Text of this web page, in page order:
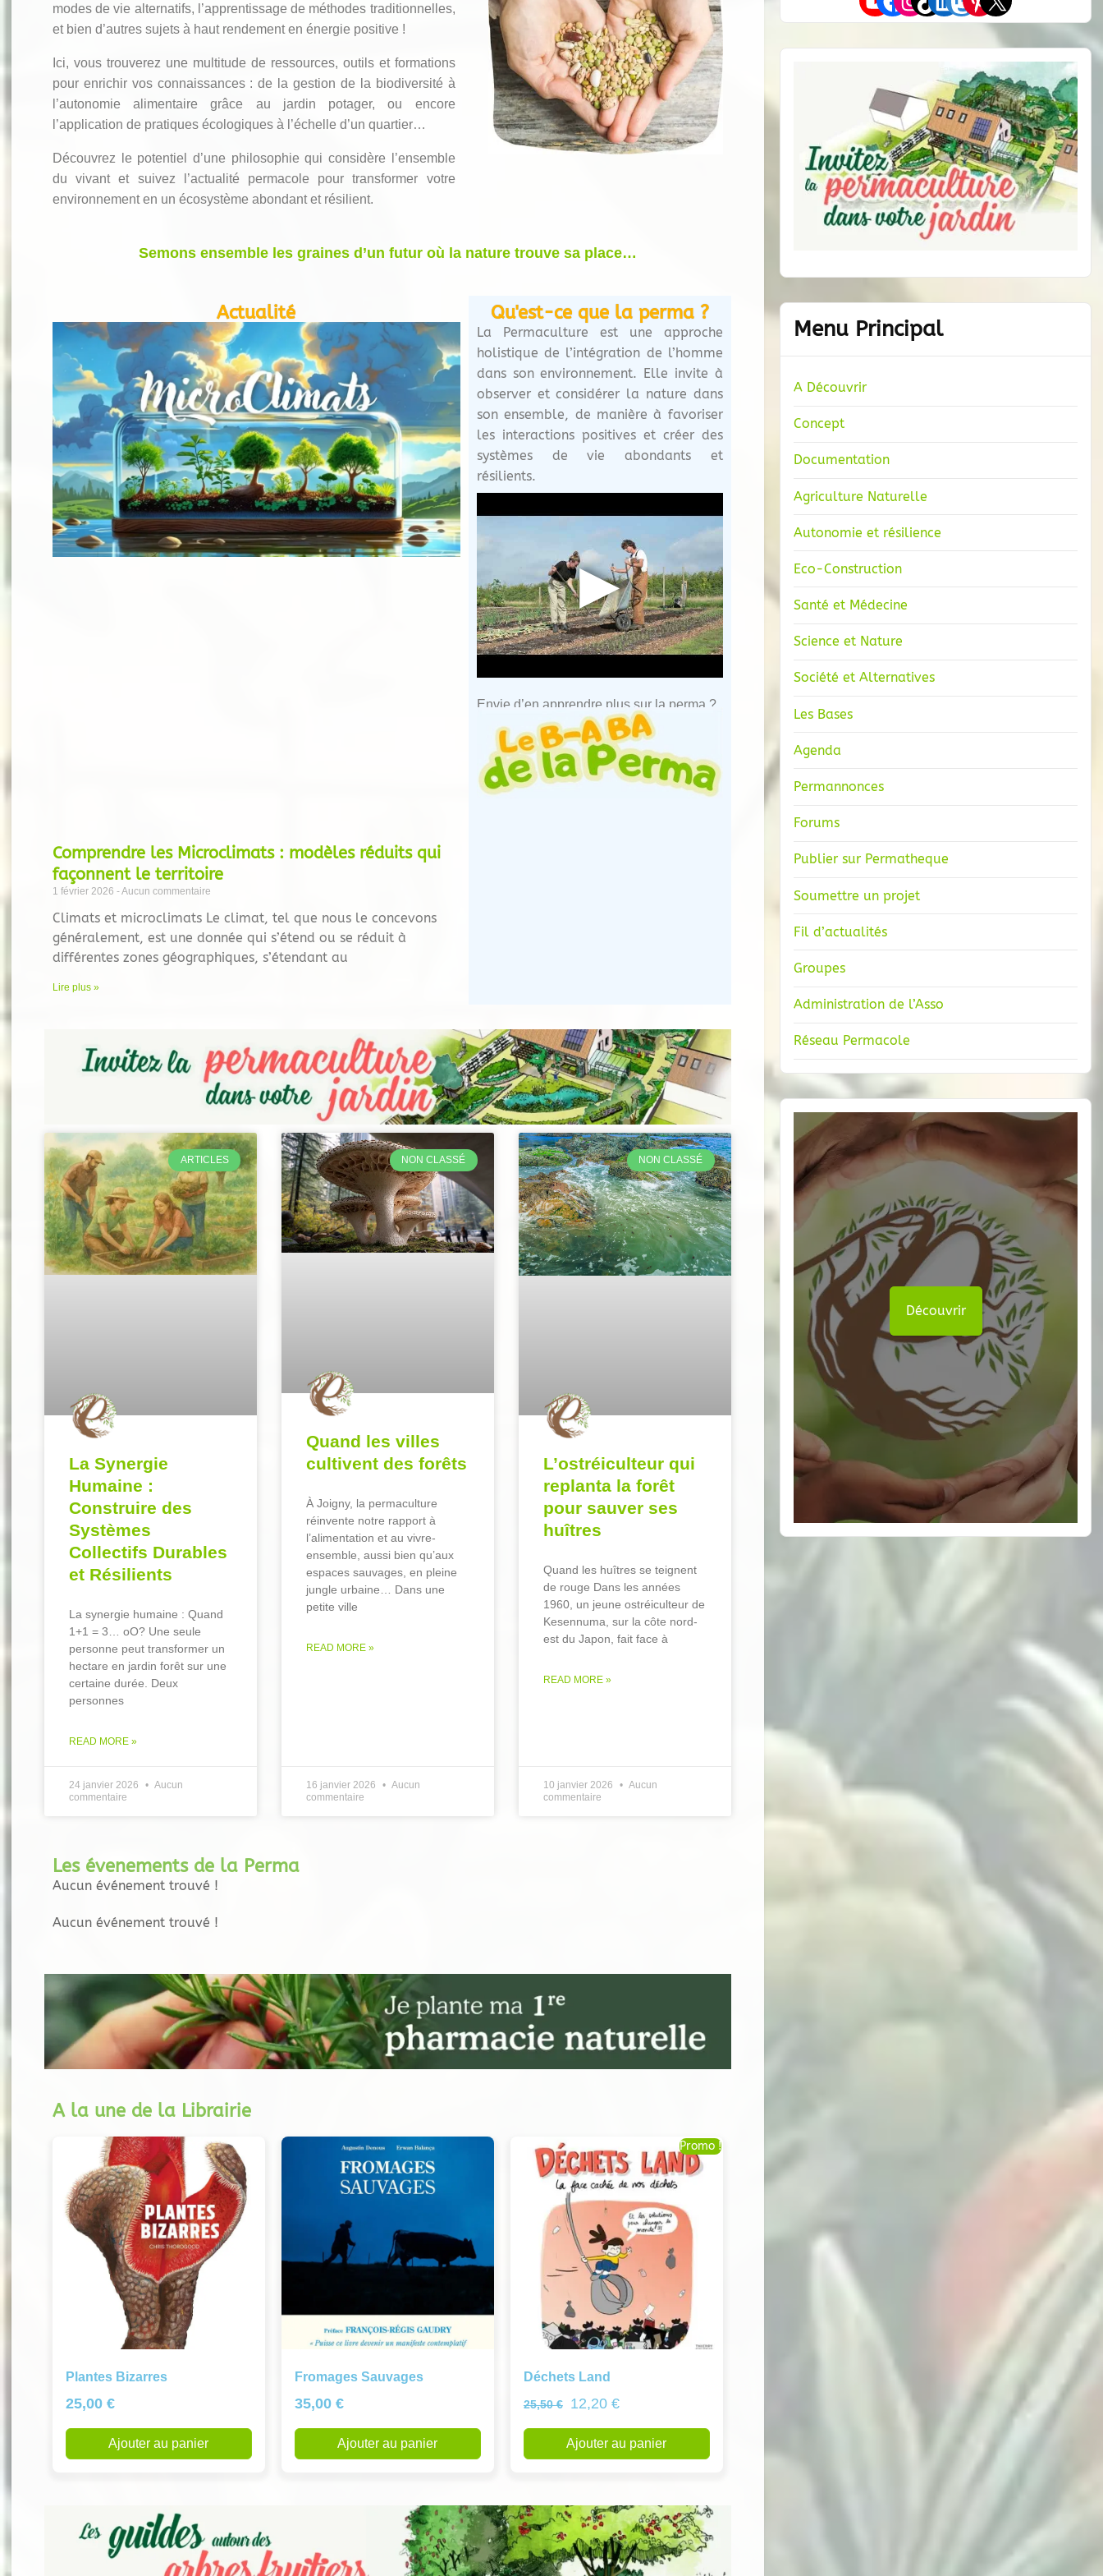
modes de vie alternatifs, l’apprentissage de méthodes traditionnelles,
et bien d’autres sujets à haut rendement en énergie positive !
Ici, vous trouverez une multitude de ressources, outils et formations
pour enrichir vos connaissances : de la gestion de la biodiversité à
l’autonomie alimentaire grâce au jardin potager, ou encore
l’application de pratiques écologiques à l’échelle d’un quartier…
Découvrez le potentiel d’une philosophie qui considère l’ensemble
du vivant et suivez l’actualité permacole pour transformer votre
environnement en un écosystème abondant et résilient.
Semons ensemble les graines d’un futur où la nature trouve sa place…
Actualité
Comprendre les Microclimats : modèles réduits qui
façonnent le territoire
1 février 2026 Aucun commentaire
Climats et microclimats Le climat, tel que nous le concevons
généralement, est une donnée qui s’étend ou se réduit à
différentes zones géographiques, s’étendant au
Lire plus »
Qu'est-ce que la perma ?
La Permaculture est une approche
holistique de l’intégration de l’homme
dans son environnement. Elle invite à
observer et considérer la nature dans
son ensemble, de manière à favoriser
les interactions positives et créer des
systèmes de vie abondants et
résilients.
▶
Envie d’en apprendre plus sur la perma ?
ARTICLES
La Synergie
Humaine :
Construire des
Systèmes
Collectifs Durables
et Résilients
La synergie humaine : Quand
1+1 = 3… oO? Une seule
personne peut transformer un
hectare en jardin forêt sur une
certaine durée. Deux
personnes
READ MORE »
24 janvier 2026
Aucun
commentaire
NON CLASSÉ
Quand les villes
cultivent des forêts
À Joigny, la permaculture
réinvente notre rapport à
l’alimentation et au vivre-
ensemble, aussi bien qu’aux
espaces sauvages, en pleine
jungle urbaine… Dans une
petite ville
READ MORE »
16 janvier 2026
Aucun
commentaire
NON CLASSÉ
L’ostréiculteur qui
replanta la forêt
pour sauver ses
huîtres
Quand les huîtres se teignent
de rouge Dans les années
1960, un jeune ostréiculteur de
Kesennuma, sur la côte nord-
est du Japon, fait face à
READ MORE »
10 janvier 2026
Aucun
commentaire
Les évenements de la Perma
Aucun événement trouvé !
Aucun événement trouvé !
A la une de la Librairie
Plantes Bizarres
25,00 €
Ajouter au panier
Fromages Sauvages
35,00 €
Ajouter au panier
Promo !
Déchets Land
25,50€ 12,20 €
Ajouter au panier
Menu Principal
A Découvrir
Concept
Documentation
Agriculture Naturelle
Autonomie et résilience
Eco-Construction
Santé et Médecine
Science et Nature
Société et Alternatives
Les Bases
Agenda
Permannonces
Forums
Publier sur Permatheque
Soumettre un projet
Fil d’actualités
Groupes
Administration de l’Asso
Réseau Permacole
Découvrir